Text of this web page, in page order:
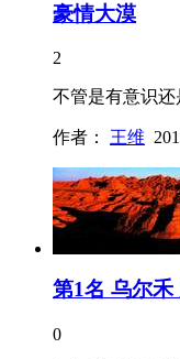
豪情大漠
2
不管是有意识
作者： 王维
第1名 乌尔
0